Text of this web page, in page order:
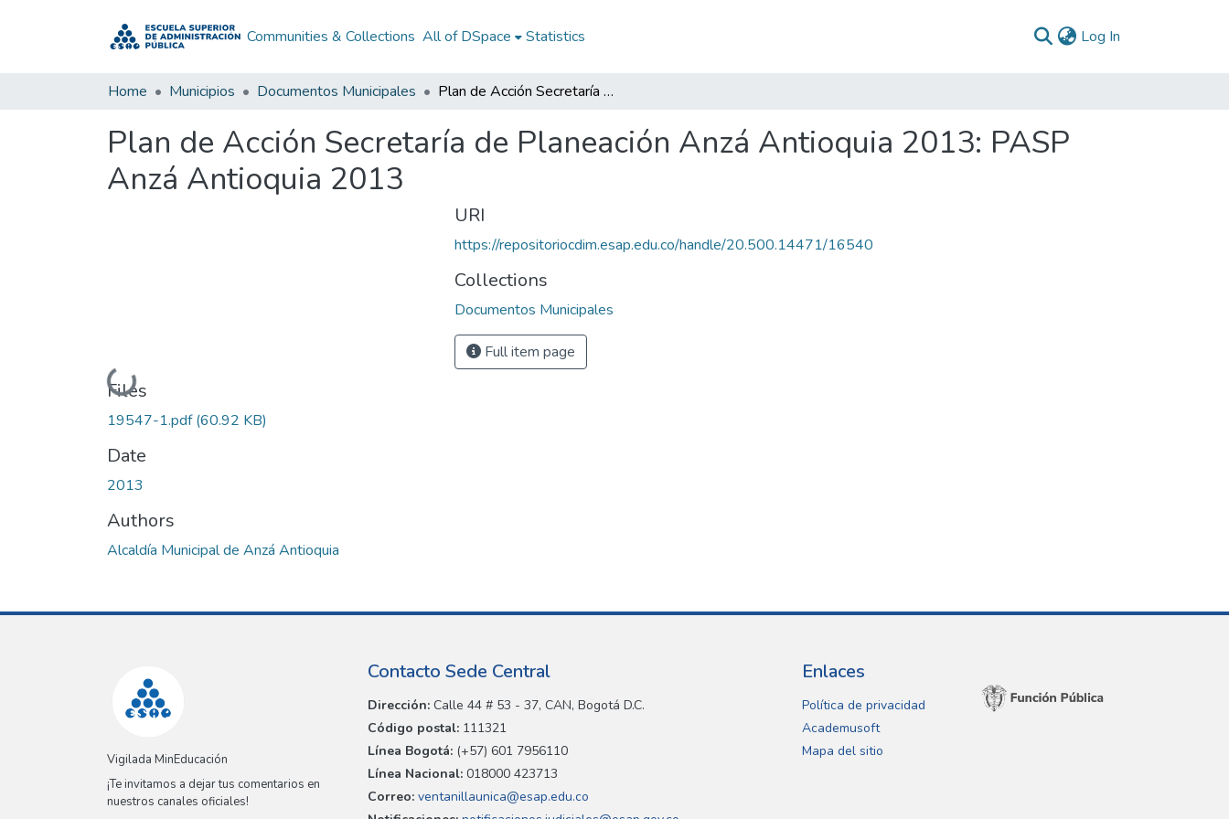
Communities & Collections All of DSpace Statistics Log In
Home Municipios Documentos Municipales Plan de Acción Secretaría de Planeación Anzá Antioquia 2013: PASP Anzá Antioquia 2013
Plan de Acción Secretaría de Planeación Anzá Antioquia 2013: PASP
Anzá Antioquia 2013
Loading...
Files
19547-1.pdf(60.92 KB)
Date
2013
Authors
Alcaldía Municipal de Anzá Antioquia
URI
https://repositoriocdim.esap.edu.co/handle/20.500.14471/16540
Collections
Documentos Municipales
Full item page
Vigilada MinEducación
¡Te invitamos a dejar tus comentarios en
nuestros canales oficiales!
Contacto Sede Central
Dirección: Calle 44 # 53 - 37, CAN, Bogotá D.C.
Código postal: 111321
Línea Bogotá: (+57) 601 7956110
Línea Nacional: 018000 423713
Correo: ventanillaunica@esap.edu.co
Enlaces
Política de privacidad
Academusoft
Mapa del sitio